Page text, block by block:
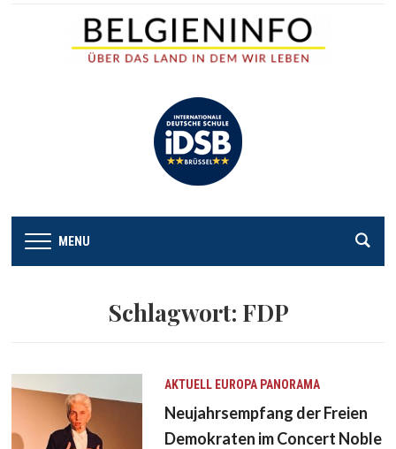
MENU
Schlagwort: FDP
AKTUELL EUROPA PANORAMA
Neujahrsempfang der Freien
Demokraten im Concert Noble